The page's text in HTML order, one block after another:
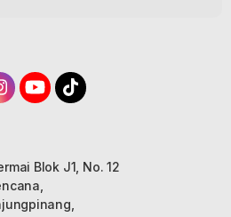
Blok J1, No. 12